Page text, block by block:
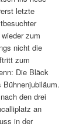
letzte
zum
nicht die
zum
Die Bläck
den drei
an
in der